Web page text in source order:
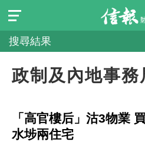
搜尋結果
政制及內地事務
「高官樓后」沽3物業
水埗兩住宅